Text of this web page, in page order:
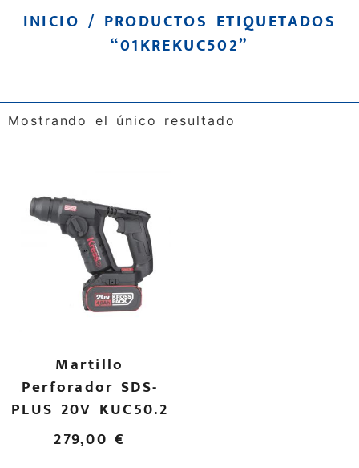
INICIO / PRODUCTOS ETIQUETADOS
“01KREKUC502”
Mostrando el único resultado
Martillo
Perforador SDS-
PLUS 20V KUC50.2
279,00€